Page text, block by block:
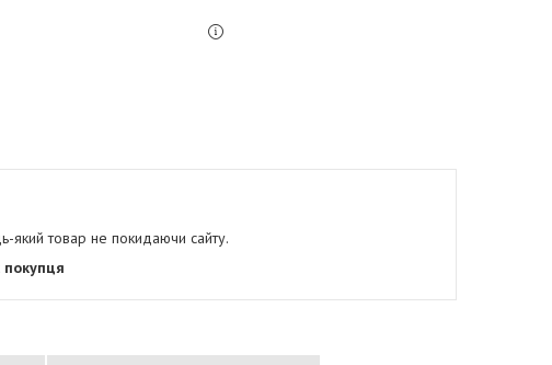
який товар не покидаючи сайту.
покупця